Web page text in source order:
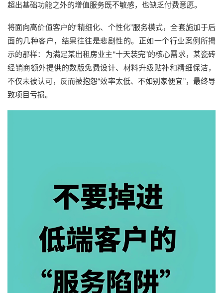
超出基础功能之外的增值服务既不敏感，也缺乏付费意愿。
将面向高价值客户的“精细化、个性化”服务模式，全套施加于后
面的几种客户，结果往往是悲剧性的。 正如一个行业案例所揭
示的那样：为满足某出租房业主“十天装完”的核心需求， 某瓷砖
经销商额外提供的数版免费设计、材料升级贴补和精细保洁，
不仅未被认可，反而被抱怨“效率太低、不如别家便宜”，最终导
致项目亏损。